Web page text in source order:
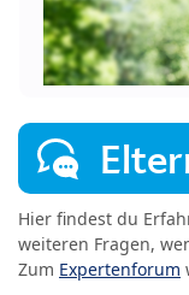
Hier findest du
weiteren Fragen,
Zum Expertenforum